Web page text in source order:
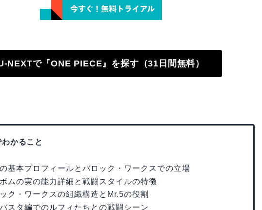
NEXTで『ONE PIECE』を探す（31日間無料）
かること
基本プロフィールとバロック・ワークスでの立場
ムの実の能力詳細と戦闘スタイルの特徴
ク・ワークスの組織構造とMr.5の役割
スタ編でのルフィたちとの戦闘シーン